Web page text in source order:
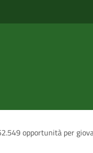
opportunità per